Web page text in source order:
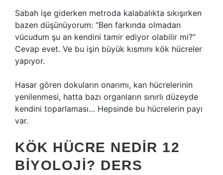
Sabah işe giderken metroda kalabalıkta sıkışırken
bazen düşünüyorum: “Ben farkında olmadan
vücudum şu an kendini tamir ediyor olabilir mi?”
Cevap evet. Ve bu işin büyük kısmını kök hücreler
yapıyor.
Hasar gören dokuların onarımı, kan hücrelerinin
yenilenmesi, hatta bazı organların sınırlı düzeyde
kendini toparlaması… Hepsinde bu hücrelerin payı
var.
KÖK HÜCRE NEDIR 12
BIYOLOJI? DERS